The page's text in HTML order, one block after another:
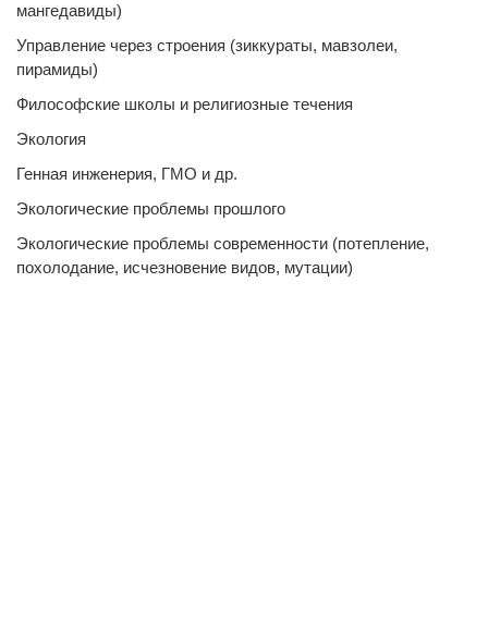
мангедавиды)
Управление через строения (зиккураты, мавзолеи,
пирамиды)
Философские школы и религиозные течения
Экология
Генная инженерия, ГМО и др.
Экологические проблемы прошлого
Экологические проблемы современности (потепление,
похолодание, исчезновение видов, мутации)